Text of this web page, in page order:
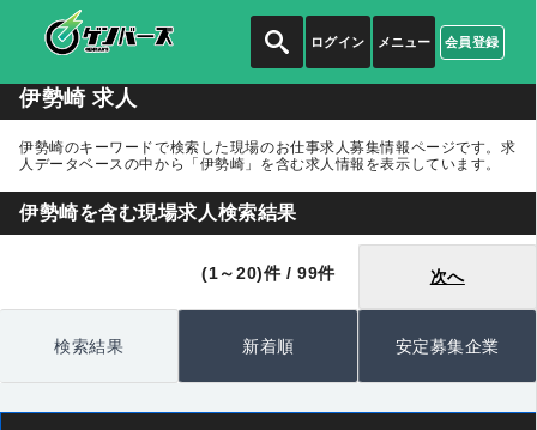
ログイン 会員登録
メニュー
伊勢崎 求人
伊勢崎のキーワードで検索した現場のお仕事求人募集情報ページです。求
人データベースの中から
「伊勢崎」 を含む求人情報を表示しています。
伊勢崎を含む現場求人検索結果
(1～20)件 / 99件 次へ
検索結果 新着順 安定募集企業